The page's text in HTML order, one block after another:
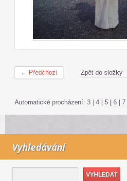
← Předchozí Zpět do složky
Automatické procházení: 3 | 4 | 5 | 6 | 7
Vyhledávání